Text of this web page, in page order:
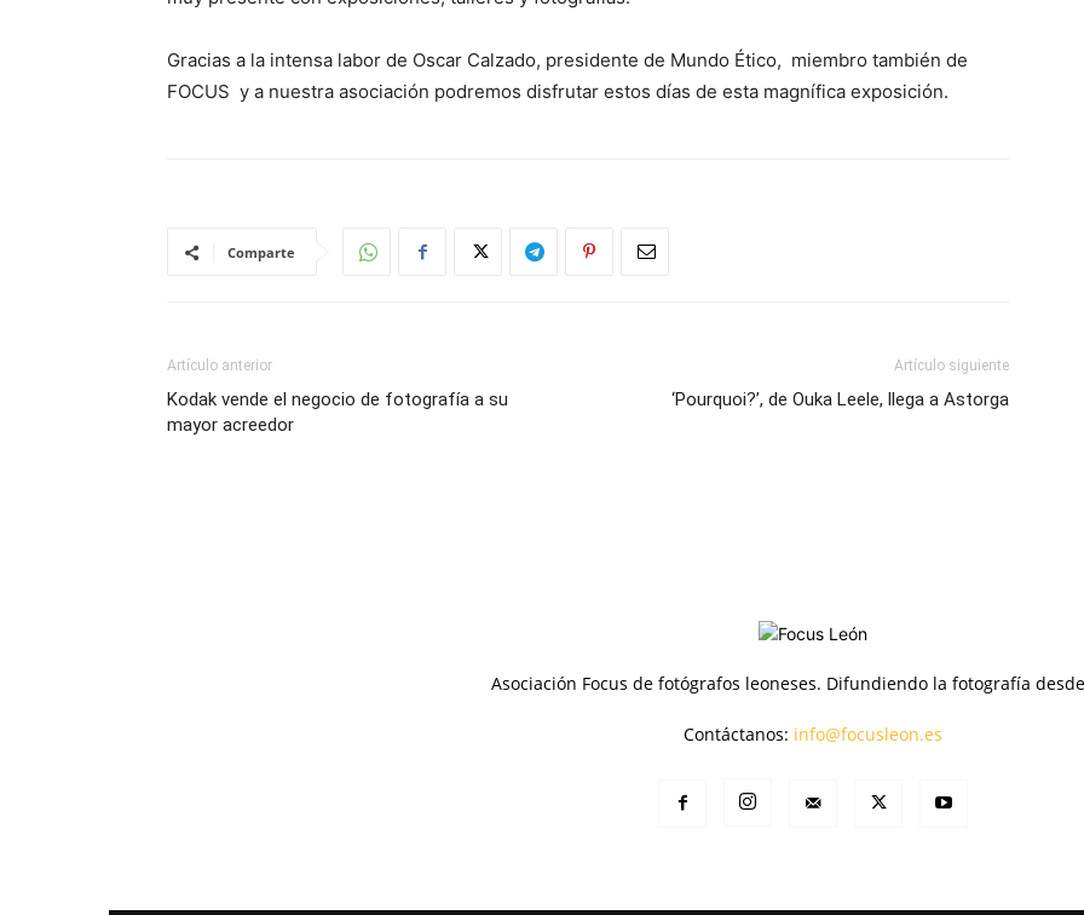
Gracias a la intensa labor de Oscar Calzado, presidente de Mundo Ético, miembro también de
FOCUS y a nuestra asociación podremos disfrutar estos días de esta magnífica exposición.
Comparte
Artículo anterior
Kodak vende el negocio de fotografía a su
mayor acreedor
Artículo siguiente
‘Pourquoi?’, de Ouka Leele, llega a Astorga
Asociación Focus de fotógrafos leoneses. Difundiendo la fotografía
Contáctanos: info@focusleon.es